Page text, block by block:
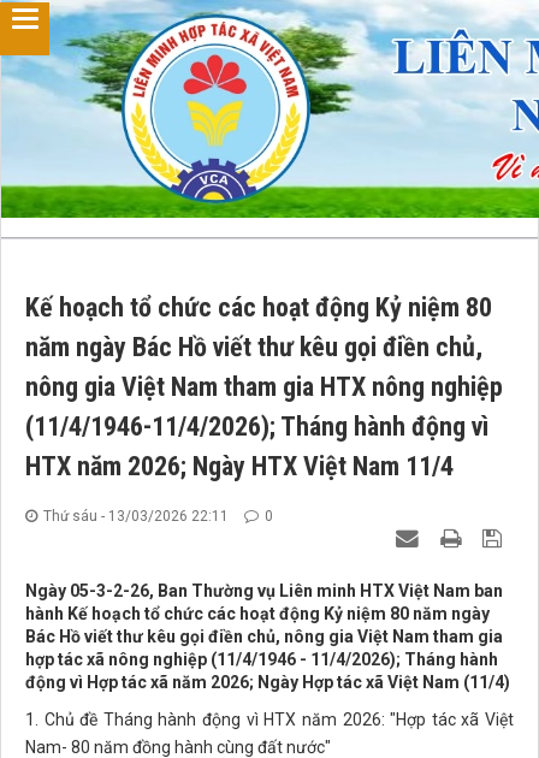
Kế hoạch tổ chức các hoạt động Kỷ niệm 80
năm ngày Bác Hồ viết thư kêu gọi điền chủ,
nông gia Việt Nam tham gia HTX nông nghiệp
(11/4/1946-11/4/2026); Tháng hành động vì
HTX năm 2026; Ngày HTX Việt Nam 11/4
Thứ sáu - 13/03/2026 22:11 0
Ngày 05-3-2-26, Ban Thường vụ Liên minh HTX Việt Nam ban
hành Kế hoạch tổ chức các hoạt động Kỷ niệm 80 năm ngày
Bác Hồ viết thư kêu gọi điền chủ, nông gia Việt Nam tham gia
hợp tác xã nông nghiệp (11/4/1946 - 11/4/2026); Tháng hành
động vì Hợp tác xã năm 2026; Ngày Hợp tác xã Việt Nam (11/4)
1. Chủ đề Tháng hành động vì HTX năm 2026: "Hợp tác xã Việt
Nam- 80 năm đồng hành cùng đất nước"